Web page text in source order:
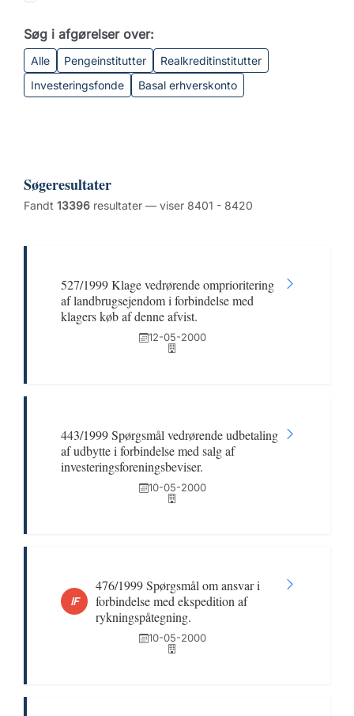
Søg i afgørelser over:
Alle Pengeinstitutter
Realkreditinstitutter
Investeringsfonde
Basal erhverskonto
Søgeresultater
Fandt 13396 resultater — viser 8401 - 8420
527/1999 Klage vedrørende omprioritering
af landbrugsejendom i forbindelse med
klagers køb af denne afvist.
12-05-2000
443/1999 Spørgsmål vedrørende udbetaling
af udbytte i forbindelse med salg af
investeringsforeningsbeviser.
10-05-2000
IF
476/1999 Spørgsmål om ansvar i
forbindelse med ekspedition af
rykningspåtegning.
10-05-2000